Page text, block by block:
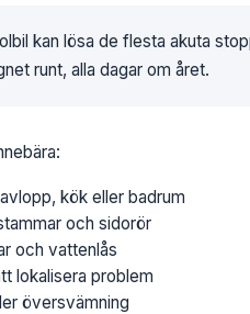
kan lösa de flesta akuta
runt, alla dagar om året.
kök eller badrum
och sidorör
och vattenlås
lokalisera problem
översvämning